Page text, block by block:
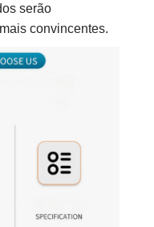
serão
convincentes.